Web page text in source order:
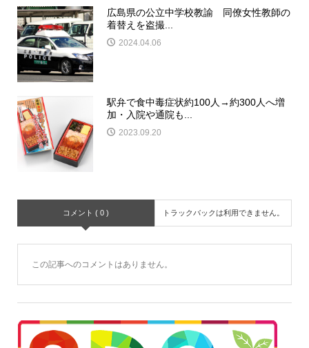
広島県の公立中学校教諭 同僚女性教師の
着替えを盗撮...
2024.04.06
駅弁で食中毒症状約100人→約300人へ増
加・入院や通院も...
2023.09.20
コメント ( 0 ) トラックバックは利用できません。
この記事へのコメントはありません。